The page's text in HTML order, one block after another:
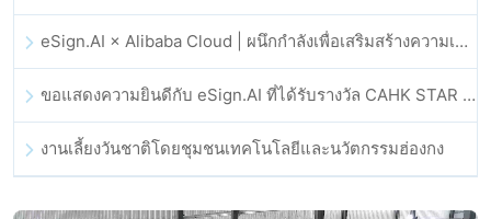
eSign.AI × Alibaba Cloud | ผนึกกำลังเพื่อเสริมสร้างความเชื่อมั่นดิจิทัลระดับโลกสำหรับฟินเทค
ขอแสดงความยินดีกับ eSign.AI ที่ได้รับรางวัล CAHK STAR Award 2025
งานเลี้ยงวันชาติโดยชุมชนเทคโนโลยีและนวัตกรรมฮ่องกง